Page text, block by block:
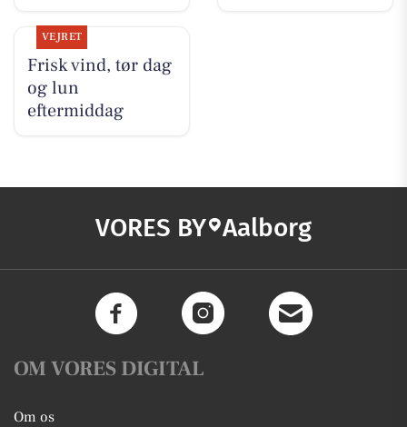
VEJRET
Frisk vind, tør dag
og lun
eftermiddag
VORES BY Aalborg
OM VORES DIGITAL
Om os